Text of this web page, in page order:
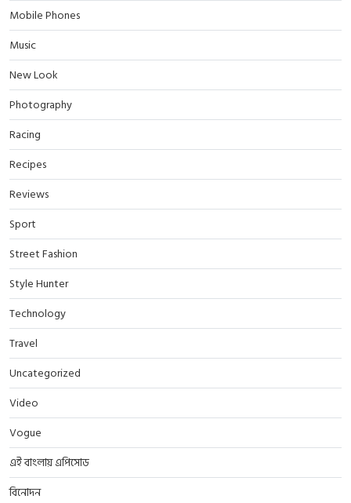
Mobile Phones
Music
New Look
Photography
Racing
Recipes
Reviews
Sport
Street Fashion
Style Hunter
Technology
Travel
Uncategorized
Video
Vogue
এই বাংলায় এপিসোড
বিনোদন